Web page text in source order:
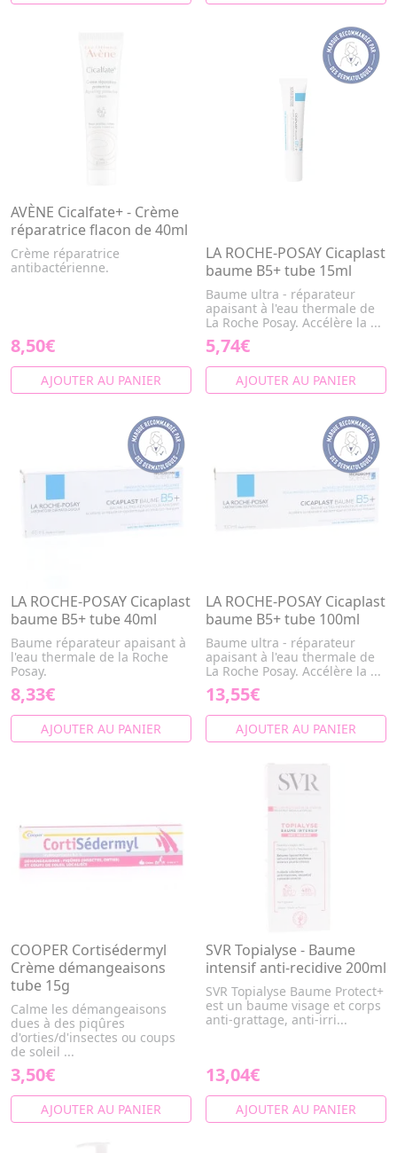
AVÈNE Cicalfate+ - Crème
réparatrice flacon de 40ml
Crème réparatrice
antibactérienne.
8,50€
AJOUTER AU PANIER
LA ROCHE-POSAY Cicaplast
baume B5+ tube 15ml
Baume ultra - réparateur
apaisant à l'eau thermale de
La Roche Posay. Accélère la ...
5,74€
AJOUTER AU PANIER
LA ROCHE-POSAY Cicaplast
baume B5+ tube 40ml
Baume réparateur apaisant à
l'eau thermale de la Roche
Posay.
8,33€
AJOUTER AU PANIER
LA ROCHE-POSAY Cicaplast
baume B5+ tube 100ml
Baume ultra - réparateur
apaisant à l'eau thermale de
La Roche Posay. Accélère la ...
13,55€
AJOUTER AU PANIER
COOPER Cortisédermyl
Crème démangeaisons
tube 15g
Calme les démangeaisons
dues à des piqûres
d'orties/d'insectes ou coups
de soleil ...
3,50€
AJOUTER AU PANIER
SVR Topialyse - Baume
intensif anti-recidive 200ml
SVR Topialyse Baume Protect+
est un baume visage et corps
anti-grattage, anti-irri...
13,04€
AJOUTER AU PANIER